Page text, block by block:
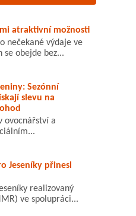
atraktivní možnosti
nečekané výdaje ve
se obejde bez...
Sezónní
slevu na
ovocnářství a
Jeseníky přinesl
realizovaný
ve spolupráci...